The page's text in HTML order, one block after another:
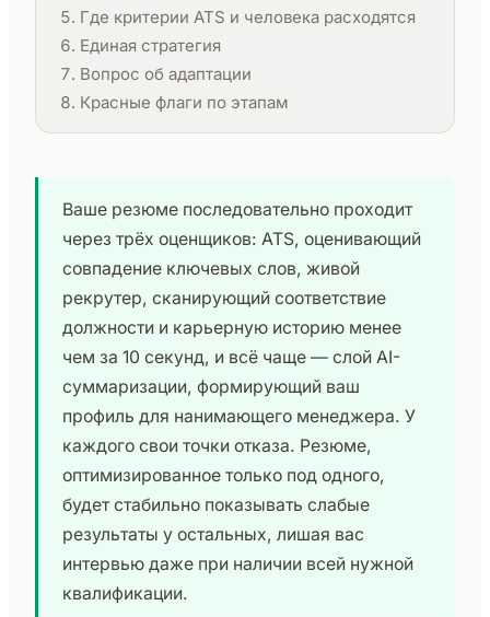
Где критерии ATS и человека расходятся
Единая стратегия
Вопрос об адаптации
Красные флаги по этапам
Ваше резюме последовательно проходит
через трёх оценщиков: ATS, оценивающий
совпадение ключевых слов, живой
рекрутер, сканирующий соответствие
должности и карьерную историю менее
чем за 10 секунд, и всё чаще — слой AI-
суммаризации, формирующий ваш
профиль для нанимающего менеджера. У
каждого свои точки отказа. Резюме,
оптимизированное только под одного,
будет стабильно показывать слабые
результаты у остальных, лишая вас
интервью даже при наличии всей нужной
квалификации.